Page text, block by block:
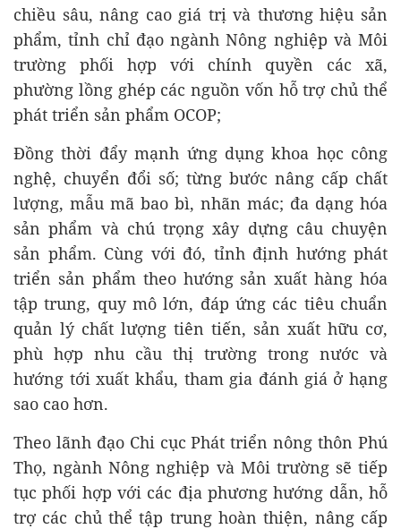
chiều sâu, nâng cao giá trị và thương hiệu sản
phẩm, tỉnh chỉ đạo ngành Nông nghiệp và Môi
trường phối hợp với chính quyền các xã,
phường lồng ghép các nguồn vốn hỗ trợ chủ thể
phát triển sản phẩm OCOP;
Đồng thời đẩy mạnh ứng dụng khoa học công
nghệ, chuyển đổi số; từng bước nâng cấp chất
lượng, mẫu mã bao bì, nhãn mác; đa dạng hóa
sản phẩm và chú trọng xây dựng câu chuyện
sản phẩm. Cùng với đó, tỉnh định hướng phát
triển sản phẩm theo hướng sản xuất hàng hóa
tập trung, quy mô lớn, đáp ứng các tiêu chuẩn
quản lý chất lượng tiên tiến, sản xuất hữu cơ,
phù hợp nhu cầu thị trường trong nước và
hướng tới xuất khẩu, tham gia đánh giá ở hạng
sao cao hơn.
Theo lãnh đạo Chi cục Phát triển nông thôn Phú
Thọ, ngành Nông nghiệp và Môi trường sẽ tiếp
tục phối hợp với các địa phương hướng dẫn, hỗ
trợ các chủ thể tập trung hoàn thiện, nâng cấp